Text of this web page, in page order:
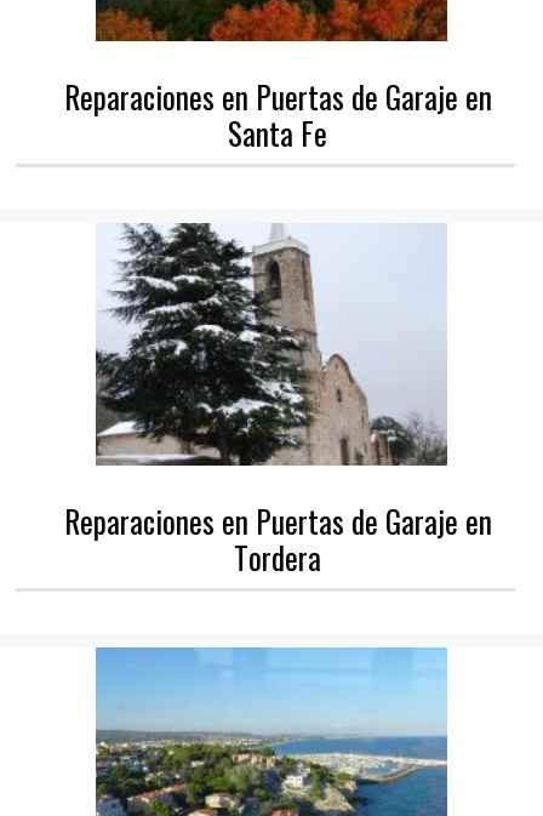
Reparaciones en Puertas de Garaje en
Santa Fe
Reparaciones en Puertas de Garaje en
Tordera